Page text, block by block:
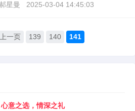
星曼 2025-03-04 14:45:03
上一页 139 140 141
意之选，情深之礼